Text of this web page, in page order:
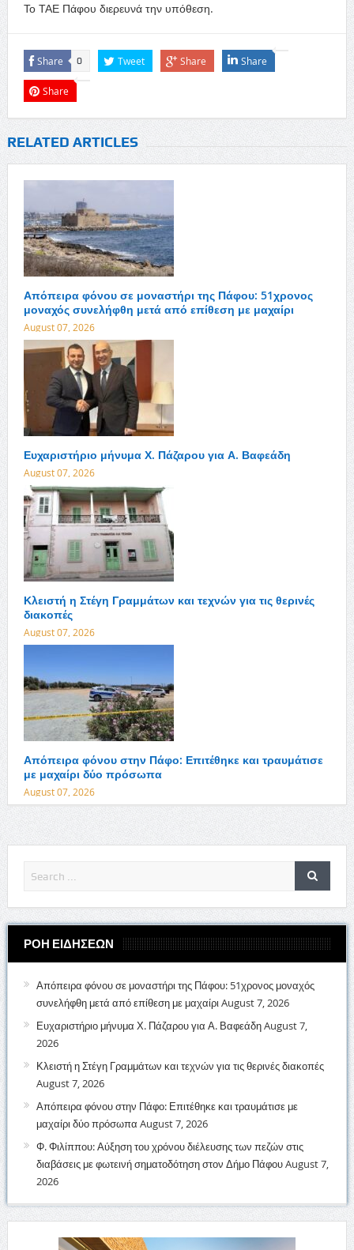
Το ΤΑΕ Πάφου διερευνά την υπόθεση.
Share 0 Tweet Share Share
Share
RELATED ARTICLES
Απόπειρα φόνου σε μοναστήρι της Πάφου: 51χρονος
μοναχός συνελήφθη μετά από επίθεση με μαχαίρι
August 07, 2026
Ευχαριστήριο μήνυμα Χ. Πάζαρου για Α. Βαφεάδη
August 07, 2026
Κλειστή η Στέγη Γραμμάτων και τεχνών για τις θερινές
διακοπές
August 07, 2026
Απόπειρα φόνου στην Πάφο: Επιτέθηκε και τραυμάτισε
με μαχαίρι δύο πρόσωπα
August 07, 2026
ΡΟΗ ΕΙΔΗΣΕΩΝ
Απόπειρα φόνου σε μοναστήρι της Πάφου: 51χρονος μοναχός
συνελήφθη μετά από επίθεση με μαχαίριAugust 7, 2026
Ευχαριστήριο μήνυμα Χ. Πάζαρου για Α. ΒαφεάδηAugust 7,
2026
Κλειστή η Στέγη Γραμμάτων και τεχνών για τις θερινές διακοπές
August 7, 2026
Απόπειρα φόνου στην Πάφο: Επιτέθηκε και τραυμάτισε με
μαχαίρι δύο πρόσωπα August 7, 2026
Φ. Φιλίππου: Αύξηση του χρόνου διέλευσης των πεζών στις
διαβάσεις με φωτεινή σηματοδότηση στον Δήμο ΠάφουAugust 7,
2026